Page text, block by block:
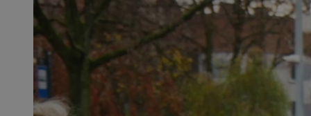
INGRESSCOOKIE